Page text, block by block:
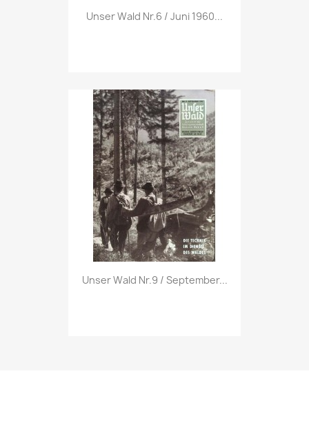
Vorschau
Unser Wald Nr.6 / Juni 1960...
 Vorschau
Unser Wald Nr.9 / September...